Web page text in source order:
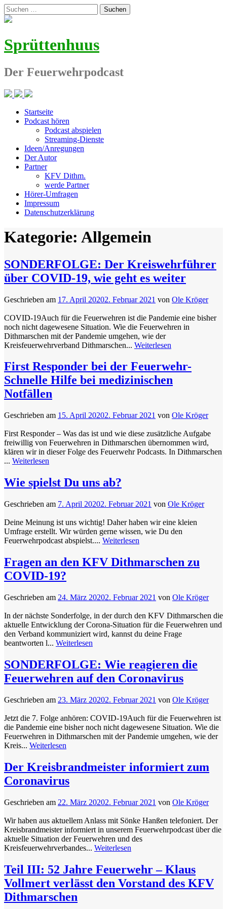
Zum
Inhalt
Suchen
nach:
Sprüttenhuus
Der Feuerwehrpodcast
Startseite
Podcast hören
Podcast abspielen
Streaming-Dienste
Ideen/Anregungen
Der Autor
Partner
KFV Dithm.
werde Partner
Hörer-Umfragen
Impressum
Datenschutzerklärung
Kategorie: Allgemein
SONDERFOLGE: Der Kreiswehrführer
über COVID-19, wie geht es weiter
Geschrieben am 17. April 20202. Februar 2021 von Ole Kröger
COVID-19Auch für die Feuerwehren ist die Pandemie eine bisher
noch nicht dagewesene Situation. Wie die Feuerwehren in
Dithmarschen mit der Pandemie umgehen, wie der
Kreisfeuerwehrverband Dithmarschen... Weiterlesen
First Responder bei der Feuerwehr-
Schnelle Hilfe bei medizinischen
Notfällen
Geschrieben am 15. April 20202. Februar 2021 von Ole Kröger
First Responder – Was das ist und wie diese zusätzliche Aufgabe
freiwillig von Feuerwehren in Dithmarschen übernommen wird,
klären wir in dieser Folge des Feuerwehr Podcasts. In Dithmarschen
... Weiterlesen
Wie spielst Du uns ab?
Geschrieben am 7. April 20202. Februar 2021 von Ole Kröger
Deine Meinung ist uns wichtig! Daher haben wir eine kleien
Umfrage erstellt. Wir würden gerne wissen, wie Du den
Feuerwehrpodcast abspielst.... Weiterlesen
Fragen an den KFV Dithmarschen zu
COVID-19?
Geschrieben am 24. März 20202. Februar 2021 von Ole Kröger
In der nächste Sonderfolge, in der durch den KFV Dithmarschen die
aktuelle Entwicklung der Corona-Situation für die Feuerwehren und
den Verband kommuniziert wird, kannst du deine Frage
beantworten l... Weiterlesen
SONDERFOLGE: Wie reagieren die
Feuerwehren auf den Coronavirus
Geschrieben am 23. März 20202. Februar 2021 von Ole Kröger
Jetzt die 7. Folge anhören: COVID-19Auch für die Feuerwehren ist
die Pandemie eine bisher noch nicht dagewesene Situation. Wie die
Feuerwehren in Dithmarschen mit der Pandemie umgehen, wie der
Kreis... Weiterlesen
Der Kreisbrandmeister informiert zum
Coronavirus
Geschrieben am 22. März 20202. Februar 2021 von Ole Kröger
Wir haben aus aktuellem Anlass mit Sönke Hanßen telefoniert. Der
Kreisbrandmeister informiert in unserem Feuerwehrpodcast über die
aktuelle Situation der Feuerwehren und des
Kreisfeuerwehrverbandes... Weiterlesen
Teil III: 52 Jahre Feuerwehr – Klaus
Vollmert verlässt den Vorstand des KFV
Dithmarschen